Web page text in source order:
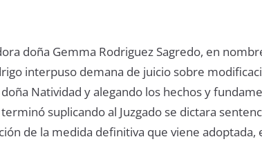
doña Gemma Rodriguez Sagredo, en
interpuso demana de juicio sobre
Natividad y alegando los hechos y
suplicando al Juzgado se dictara
de la medida definitiva que viene adoptada,